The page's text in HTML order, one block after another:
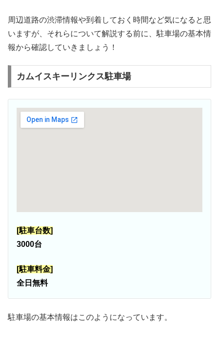
周辺道路の渋滞情報や到着しておく時間など気になると思
いますが、それらについて解説する前に、駐車場の基本情
報から確認していきましょう！
カムイスキーリンクス駐車場
[駐車台数]
3000台
[駐車料金]
全日無料
駐車場の基本情報はこのようになっています。